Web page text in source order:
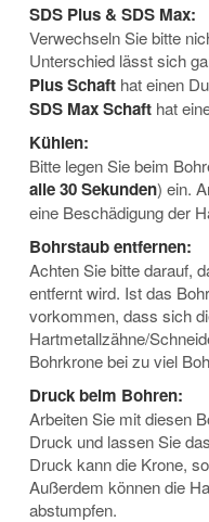
SDS Plus & SDS Max:
Verwechseln Sie bitte
Unterschied lässt sich
Plus Schaft hat einen
SDS Max Schaft hat
Kühlen:
Bitte legen Sie beim
alle 30 Sekunden) ein.
eine Beschädigung der
Bohrstaub entfernen:
Achten Sie bitte darauf,
entfernt wird. Ist das
vorkommen, dass sich
Hartmetallzähne/
Bohrkrone bei zu viel
Druck beim Bohren:
Arbeiten Sie mit diesen
Druck und lassen Sie
Druck kann die Krone,
Außerdem können die
abstumpfen.